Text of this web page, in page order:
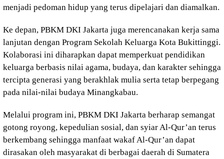
menjadi pedoman hidup yang terus dipelajari dan diamalkan.
Ke depan, PBKM DKI Jakarta juga merencanakan kerja sama
lanjutan dengan Program Sekolah Keluarga Kota Bukittinggi.
Kolaborasi ini diharapkan dapat memperkuat pendidikan
keluarga berbasis nilai agama, budaya, dan karakter sehingga
tercipta generasi yang berakhlak mulia serta tetap berpegang
pada nilai-nilai budaya Minangkabau.
Melalui program ini, PBKM DKI Jakarta berharap semangat
gotong royong, kepedulian sosial, dan syiar Al-Qur’an terus
berkembang sehingga manfaat wakaf Al-Qur’an dapat
dirasakan oleh masyarakat di berbagai daerah di Sumatera